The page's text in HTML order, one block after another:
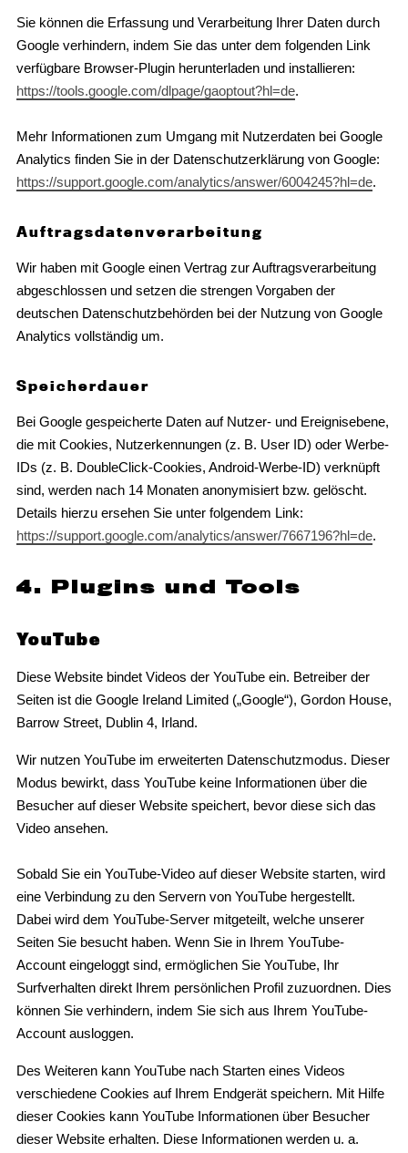
Sie können die Erfassung und Verarbeitung Ihrer Daten durch
Google verhindern, indem Sie das unter dem folgenden Link
verfügbare Browser-Plugin herunterladen und installieren:
https://tools.google.com/dlpage/gaoptout?hl=de.
Mehr Informationen zum Umgang mit Nutzerdaten bei Google
Analytics finden Sie in der Datenschutzerklärung von Google:
https://support.google.com/analytics/answer/6004245?hl=de.
Auftragsdatenverarbeitung
Wir haben mit Google einen Vertrag zur Auftragsverarbeitung
abgeschlossen und setzen die strengen Vorgaben der
deutschen Datenschutzbehörden bei der Nutzung von Google
Analytics vollständig um.
Speicherdauer
Bei Google gespeicherte Daten auf Nutzer- und Ereignisebene,
die mit Cookies, Nutzerkennungen (z. B. User ID) oder Werbe-
IDs (z. B. DoubleClick-Cookies, Android-Werbe-ID) verknüpft
sind, werden nach 14 Monaten anonymisiert bzw. gelöscht.
Details hierzu ersehen Sie unter folgendem Link:
https://support.google.com/analytics/answer/7667196?hl=de.
4. Plugins und Tools
YouTube
Diese Website bindet Videos der YouTube ein. Betreiber der
Seiten ist die Google Ireland Limited („Google“), Gordon House,
Barrow Street, Dublin 4, Irland.
Wir nutzen YouTube im erweiterten Datenschutzmodus. Dieser
Modus bewirkt, dass YouTube keine Informationen über die
Besucher auf dieser Website speichert, bevor diese sich das
Video ansehen.
Sobald Sie ein YouTube-Video auf dieser Website starten, wird
eine Verbindung zu den Servern von YouTube hergestellt.
Dabei wird dem YouTube-Server mitgeteilt, welche unserer
Seiten Sie besucht haben. Wenn Sie in Ihrem YouTube-
Account eingeloggt sind, ermöglichen Sie YouTube, Ihr
Surfverhalten direkt Ihrem persönlichen Profil zuzuordnen. Dies
können Sie verhindern, indem Sie sich aus Ihrem YouTube-
Account ausloggen.
Des Weiteren kann YouTube nach Starten eines Videos
verschiedene Cookies auf Ihrem Endgerät speichern. Mit Hilfe
dieser Cookies kann YouTube Informationen über Besucher
dieser Website erhalten. Diese Informationen werden u. a.